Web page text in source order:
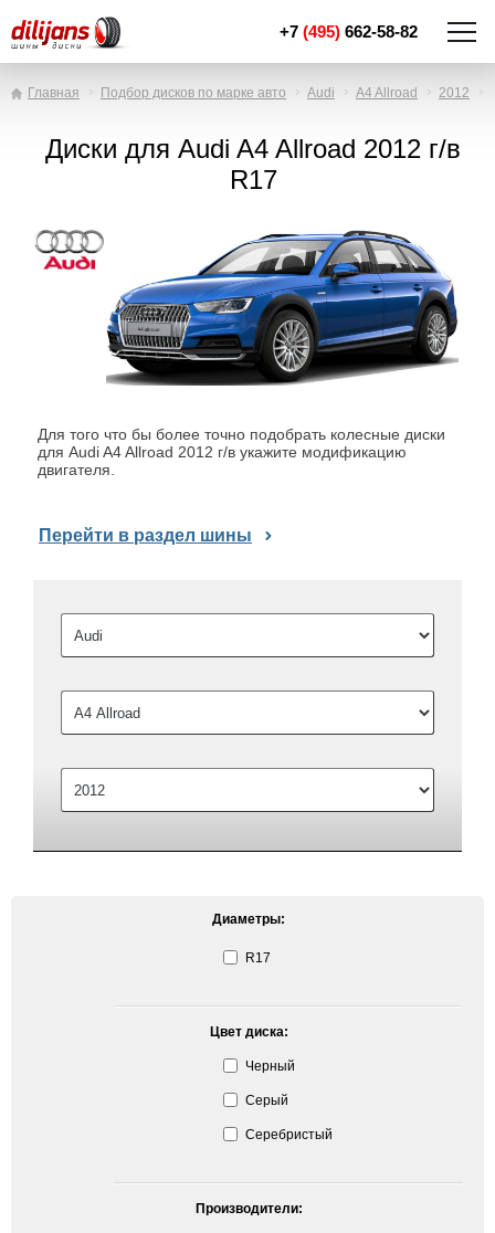
+7 (495) 662-58-82
Главная Подбор дисков по марке авто Audi A4 Allroad 2012
Диски для Audi A4 Allroad 2012 г/в
R17
Для того что бы более точно подобрать колесные диски
для Audi A4 Allroad 2012 г/в укажите модификацию
двигателя.
Перейти в раздел шины
Диаметры:
R17
Цвет диска:
Черный
Серый
Серебристый
Производители: